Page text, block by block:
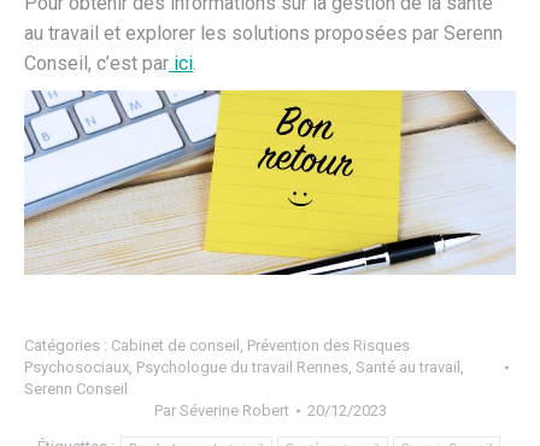
au travail et explorer les solutions proposées par Serenn
Conseil, c’est par ici.
Catégories : Cabinet de conseil
Prévention des Risques
Psychosociaux Psychologue du travail Rennes Santé au travail
Serenn Conseil
Par Séverine Robert 20/12/2023